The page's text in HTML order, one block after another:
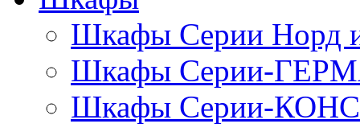
Шкафы Серии
Шкафы Серии-
Шкафы Серии-